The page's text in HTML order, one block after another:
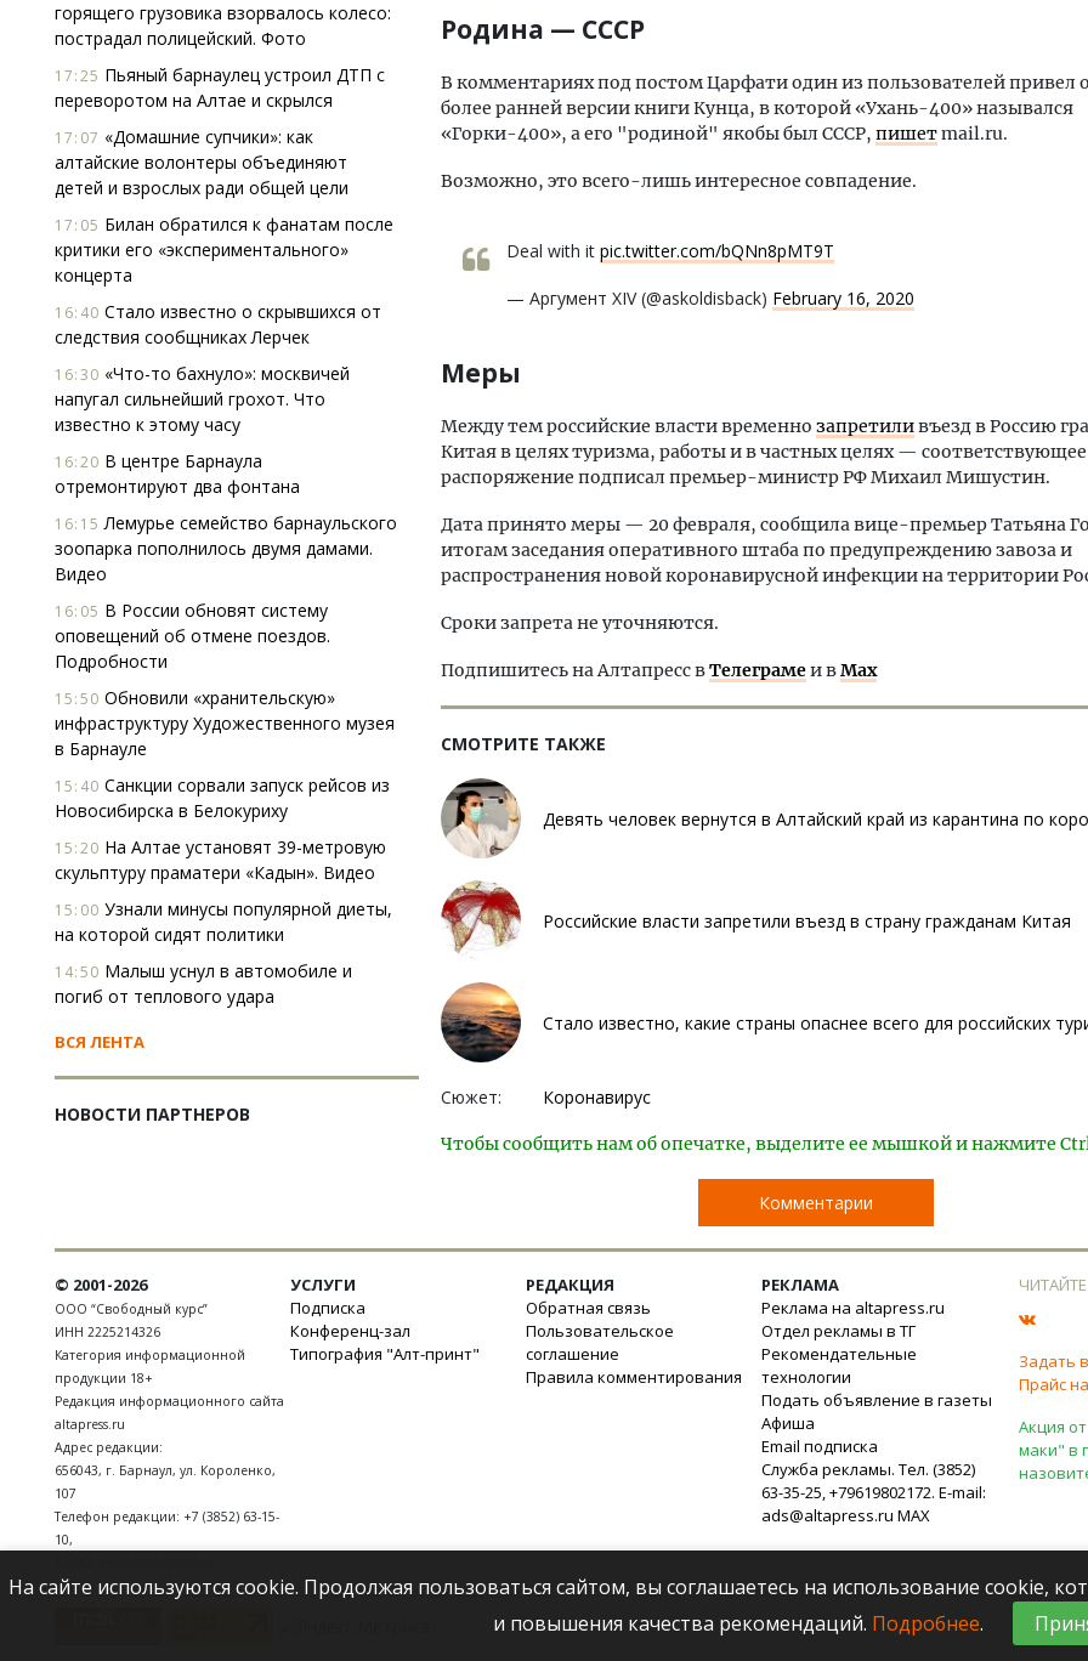
горящего грузовика взорвалось колесо:
пострадал полицейский. Фото
17:25 Пьяный барнаулец устроил ДТП с
переворотом на Алтае и скрылся
17:07 «Домашние супчики»: как
алтайские волонтеры объединяют
детей и взрослых ради общей цели
17:05 Билан обратился к фанатам после
критики его «экспериментального»
концерта
16:40 Стало известно о скрывшихся от
следствия сообщниках Лерчек
16:30 «Что-то бахнуло»: москвичей
напугал сильнейший грохот. Что
известно к этому часу
16:20 В центре Барнаула
отремонтируют два фонтана
16:15 Лемурье семейство барнаульского
зоопарка пополнилось двумя дамами.
Видео
16:05 В России обновят систему
оповещений об отмене поездов.
Подробности
15:50 Обновили «хранительскую»
инфраструктуру Художественного музея
в Барнауле
15:40 Санкции сорвали запуск рейсов из
Новосибирска в Белокуриху
15:20 На Алтае установят 39-метровую
скульптуру праматери «Кадын». Видео
15:00 Узнали минусы популярной диеты,
на которой сидят политики
14:50 Малыш уснул в автомобиле и
погиб от теплового удара
ВСЯ ЛЕНТА
НОВОСТИ ПАРТНЕРОВ
Родина — СССР
В комментариях под постом Царфати один из пользователей привел
более ранней версии книги Кунца, в которой «Ухань-400» назывался
«Горки-400», а его "родиной" якобы был СССР, пишетmail.ru.
Возможно, это всего-лишь интересное совпадение.
Deal with it pic.twitter.com/bQNn8pMT9T
— Аргумент XIV (@askoldisback) February 16, 2020
Меры
Между тем российские власти временно запретиливъезд в Россию
Китая в целях туризма, работы и в частных целях — соответствующее
распоряжение подписал премьер-министр РФ Михаил Мишустин.
Дата принято меры — 20 февраля, сообщила вице-премьер Татьяна
итогам заседания оперативного штаба по предупреждению завоза и
распространения новой коронавирусной инфекции на территории
Сроки запрета не уточняются.
Подпишитесь на Алтапресс вТелеграмеи вMax
СМОТРИТЕ ТАКЖЕ
Девять человек вернутся в Алтайский край из карантина по
Российские власти запретили въезд в страну гражданам Китая
Стало известно, какие страны опаснее всего для российских
Сюжет: Коронавирус
Чтобы сообщить нам об опечатке, выделите ее мышкой и нажмите
Комментарии
© 2001-2026
ООО “Свободный курс”
ИНН 2225214326
Категория информационной
продукции 18+
Редакция информационного сайта
altapress.ru
Адрес редакции:
656043, г. Барнаул, ул. Короленко,
107
Телефон редакции: +7 (3852) 63-15-
10,
УСЛУГИ
Подписка
Конференц-зал
Типография "Алт-принт"
РЕДАКЦИЯ
Обратная связь
Пользовательское
соглашение
Правила комментирования
РЕКЛАМА
Реклама на altapress.ru
Отдел рекламы в ТГ
Рекомендательные
технологии
Подать объявление в газеты
Афиша
Email подписка
Служба рекламы. Тел. (3852)
63-35-25, +79619802172. E-mail:
ads@altapress.ru MAX
Задать
Прайс
Акция
маки" в
На сайте используются cookie. Продолжая пользоваться сайтом, вы соглашаетесь на использование cookie,
и повышения качества рекомендаций. Подробнее.